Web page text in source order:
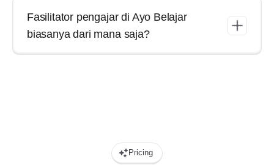
Fasilitator pengajar di Ayo Belajar
biasanya dari mana saja?
Pricing